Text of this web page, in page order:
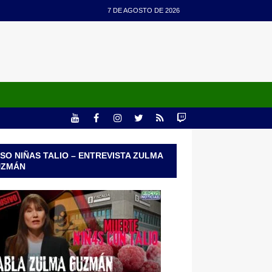
7 DE AGOSTO DE 2026
NIÑAS TALIO – ENTREVISTA ZULMA